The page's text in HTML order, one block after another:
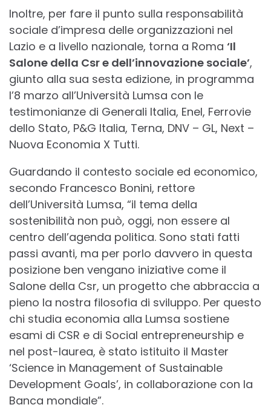
Inoltre, per fare il punto sulla responsabilità
sociale d’impresa delle organizzazioni nel
Lazio e a livello nazionale, torna a Roma ‘Il
Salone della Csr e dell’innovazione sociale’,
giunto alla sua sesta edizione, in programma
l’8 marzo all’Università Lumsa con le
testimonianze di Generali Italia, Enel, Ferrovie
dello Stato, P&G Italia, Terna, DNV – GL, Next –
Nuova Economia X Tutti.
Guardando il contesto sociale ed economico,
secondo Francesco Bonini, rettore
dell’Università Lumsa, “il tema della
sostenibilità non può, oggi, non essere al
centro dell’agenda politica. Sono stati fatti
passi avanti, ma per porlo davvero in questa
posizione ben vengano iniziative come il
Salone della Csr, un progetto che abbraccia a
pieno la nostra filosofia di sviluppo. Per questo
chi studia economia alla Lumsa sostiene
esami di CSR e di Social entrepreneurship e
nel post-laurea, è stato istituito il Master
‘Science in Management of Sustainable
Development Goals’, in collaborazione con la
Banca mondiale”.